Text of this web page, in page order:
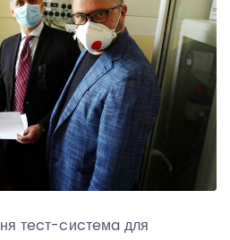
тecт-cиcтeмa для